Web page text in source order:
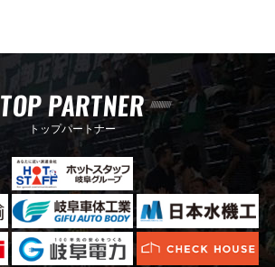
TOP PARTNER
トップパートナー